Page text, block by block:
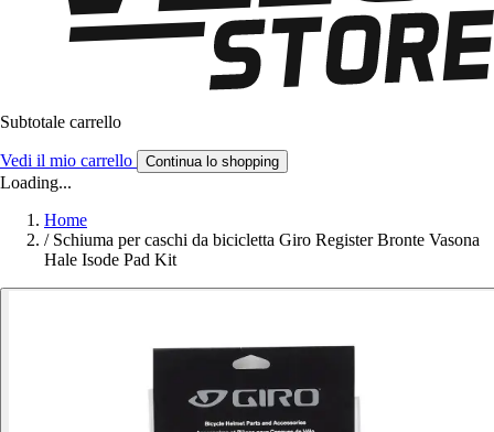
Subtotale carrello
Vedi il mio carrello Continua lo shopping
Loading...
Home
/ Schiuma per caschi da bicicletta Giro Register Bronte Vasona
Hale Isode Pad Kit